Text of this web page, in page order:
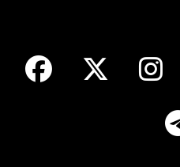
facebook